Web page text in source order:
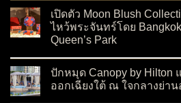
เปิดตัว Moon Blush
ไหว้พระจันทร์โดย
Queen’s Park
ปักหมุด Canopy by Hilton
ออกเฉียงใต้ ณ ใจกลางย่า